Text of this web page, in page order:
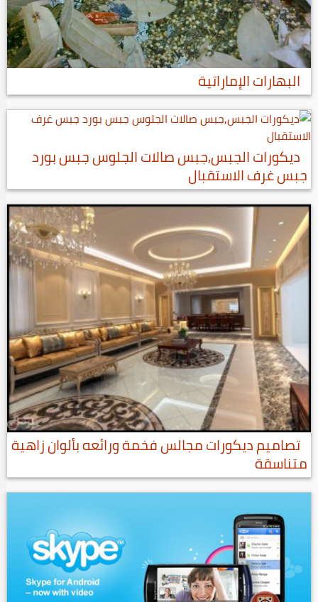
البهارات الإماراتية
ديكورات الجبس,جبس صالات الجلوس جبس بورد
جبس غرف الاستقبال
تصاميم ديكورات مجالس فخمة ورائعه بألوان زاهية
متناسقة